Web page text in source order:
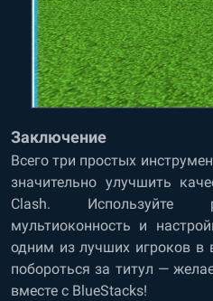
Заключение
Всего три простых
значительно улучшить
Clash. Используйте
мультиоконность и
одним из лучших игроков в
побороться за титул —
вместе с BlueStacks!